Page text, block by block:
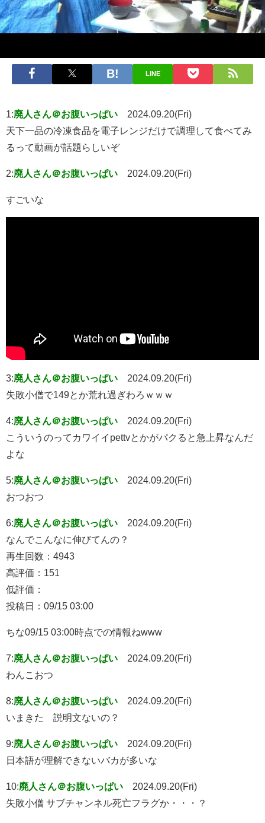
LINE
1:廃人さん＠お腹いっぱい
2024.09.20(Fri)
天下一品の冷凍食品を電子レンジだけで調理して食べてみ
るって動画が話題らしいぞ
2:廃人さん＠お腹いっぱい 2024.09.20(Fri)
すごいな
3:廃人さん＠お腹いっぱい
2024.09.20(Fri)
失敗小僧で149とか荒れ過ぎわろｗｗｗ
4:廃人さん＠お腹いっぱい
2024.09.20(Fri)
こういうのってカワイイpettvとかがパクると急上昇なんだ
よな
5:廃人さん＠お腹いっぱい
2024.09.20(Fri)
おつおつ
6:廃人さん＠お腹いっぱい
2024.09.20(Fri)
なんでこんなに伸びてんの？
再生回数：4943
高評価：151
低評価：
投稿日：09/15 03:00
ちな09/15 03:00時点での情報ねwww
7:廃人さん＠お腹いっぱい
2024.09.20(Fri)
わんこおつ
8:廃人さん＠お腹いっぱい
2024.09.20(Fri)
いまきた 説明文ないの？
9:廃人さん＠お腹いっぱい
2024.09.20(Fri)
日本語が理解できないバカが多いな
10:廃人さん＠お腹いっぱい
2024.09.20(Fri)
失敗小僧 サブチャンネル死亡フラグか・・・？